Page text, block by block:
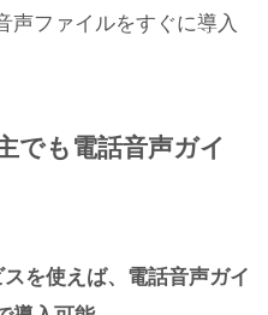
声ファイルをすぐに導入
でも電話音声ガイ
を使えば、電話音声ガイ